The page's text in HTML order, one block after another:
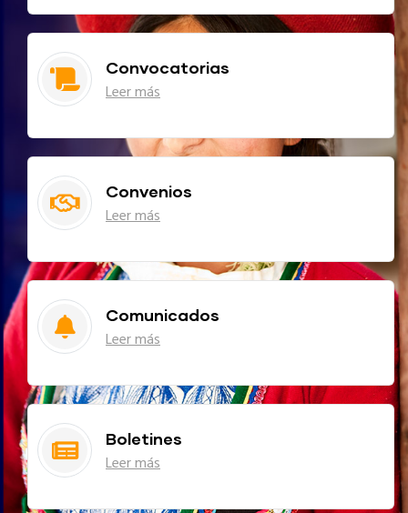
Convocatorias
Leer más
Convenios
Leer más
Comunicados
Leer más
Boletines
Leer más